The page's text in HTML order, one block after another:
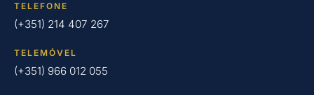
TELEFONE
(+351) 214 407 267
TELEMÓVEL
(+351) 966 012 055